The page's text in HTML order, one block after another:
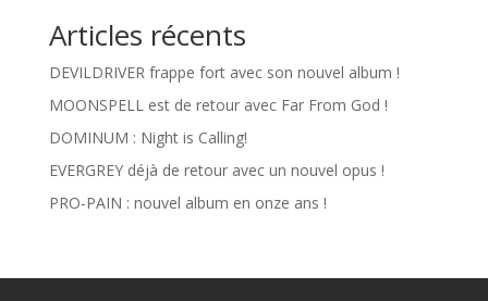
Articles récents
DEVILDRIVER frappe fort avec son nouvel album !
MOONSPELL est de retour avec Far From God !
DOMINUM : Night is Calling!
EVERGREY déjà de retour avec un nouvel opus !
PRO-PAIN : nouvel album en onze ans !